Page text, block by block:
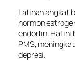
Latihan angkat
hormon
endorfin. Hal ini
PMS,
depresi.